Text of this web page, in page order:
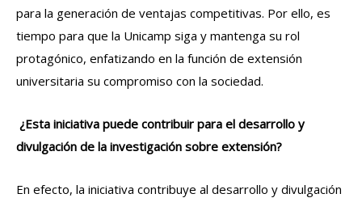
para la generación de ventajas competitivas. Por ello, es
tiempo para que la Unicamp siga y mantenga su rol
protagónico, enfatizando en la función de extensión
universitaria su compromiso con la sociedad.
¿Esta iniciativa puede contribuir para el desarrollo y
divulgación de la investigación sobre extensión?
En efecto, la iniciativa contribuye al desarrollo y divulgación